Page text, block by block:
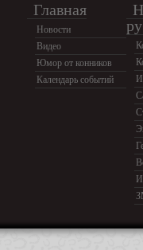
Главная
Новости
Видео
Юмор от конников
Календарь событий